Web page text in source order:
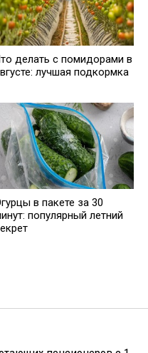
делать с помидорами в
лучшая подкормка
в пакете за 30
популярный летний